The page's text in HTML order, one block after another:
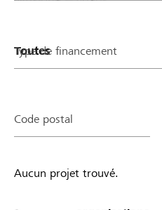
Type de financement
Code postal
Aucun projet trouvé.